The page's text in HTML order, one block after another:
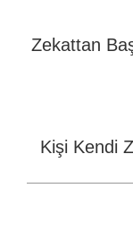
Zekattan
Kişi Kendi